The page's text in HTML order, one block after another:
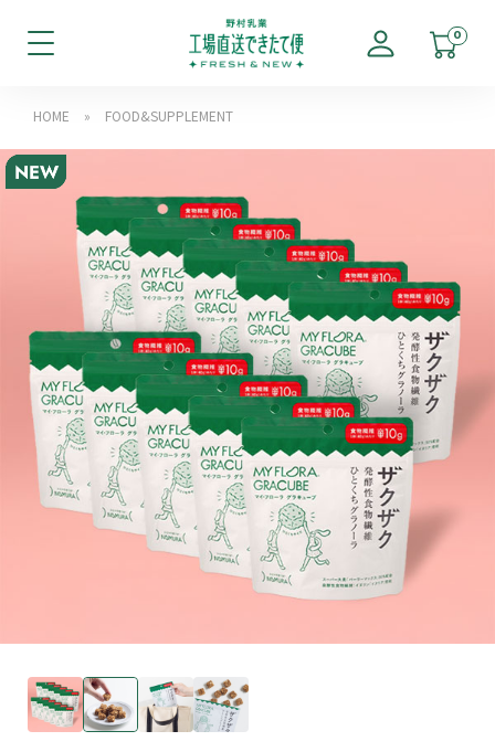
0
HOME » FOOD&SUPPLEMENT